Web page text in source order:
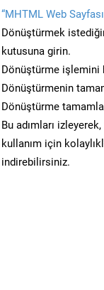
“MHTML Web
Dönüştürmek
kutusuna girin.
Dönüştürme işlemini
Dönüştürmenin
Dönüştürme
Bu adımları
kullanım için
indirebilirsiniz.